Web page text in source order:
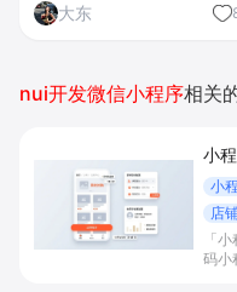
大东
nui开发微信小程序相关
小
小
店
「
码小